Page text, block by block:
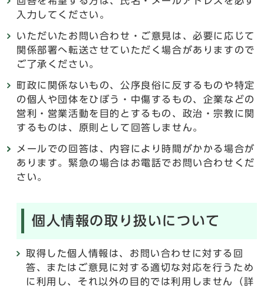
入力してください。
いただいたお問い合わせ・ご意見は、必要に応じて
関係部署へ転送させていただく場合がありますので
ご了承ください。
町政に関係ないもの、公序良俗に反するものや特定
の個人や団体をひぼう・中傷するもの、企業などの
営利・営業活動を目的とするもの、政治・宗教に関
するものは、原則として回答しません。
メールでの回答は、内容により時間がかかる場合が
あります。緊急の場合はお電話でお問い合わせくだ
さい。
個人情報の取り扱いについて
取得した個人情報は、お問い合わせに対する回
答、またはご意見に対する適切な対応を行うため
に利用し、それ以外の目的では利用しません（詳